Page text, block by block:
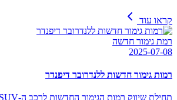
קראו עוד
רמת גימור חדשה
2025-07-08
רמות גימור חדשות ללנדרובר דיפנדר
תחילת שיווק רמות הגימור החדשות לרכב ה-SUV הקשוח של לנדרובר